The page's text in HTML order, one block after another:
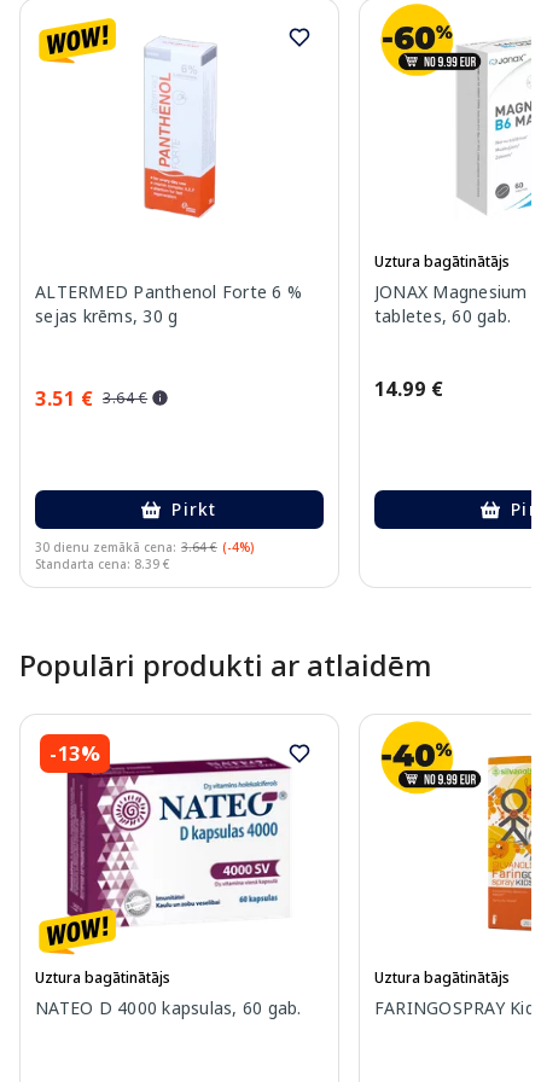
ALTERMED Panthenol Forte 6 %
sejas krēms, 30 g
3.51 € 3.64 €
Pirkt
30 dienu zemākā cena: 3.64 € (-4%)
Standarta cena: 8.39 €
Uztura bagātinātājs
JONAX Magnesium
tabletes, 60 gab.
14.99 €
Populāri produkti ar atlaidēm
-13%
Uztura bagātinātājs
NATEO D 4000 kapsulas, 60 gab.
Uztura bagātinātājs
FARINGOSPRAY